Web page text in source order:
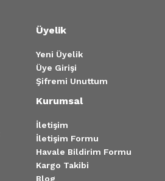
Üyelik
Yeni Üyelik
Üye Girişi
Şifremi Unuttum
Kurumsal
İletişim
İletişim Formu
Havale Bildirim Formu
Kargo Takibi
Blog